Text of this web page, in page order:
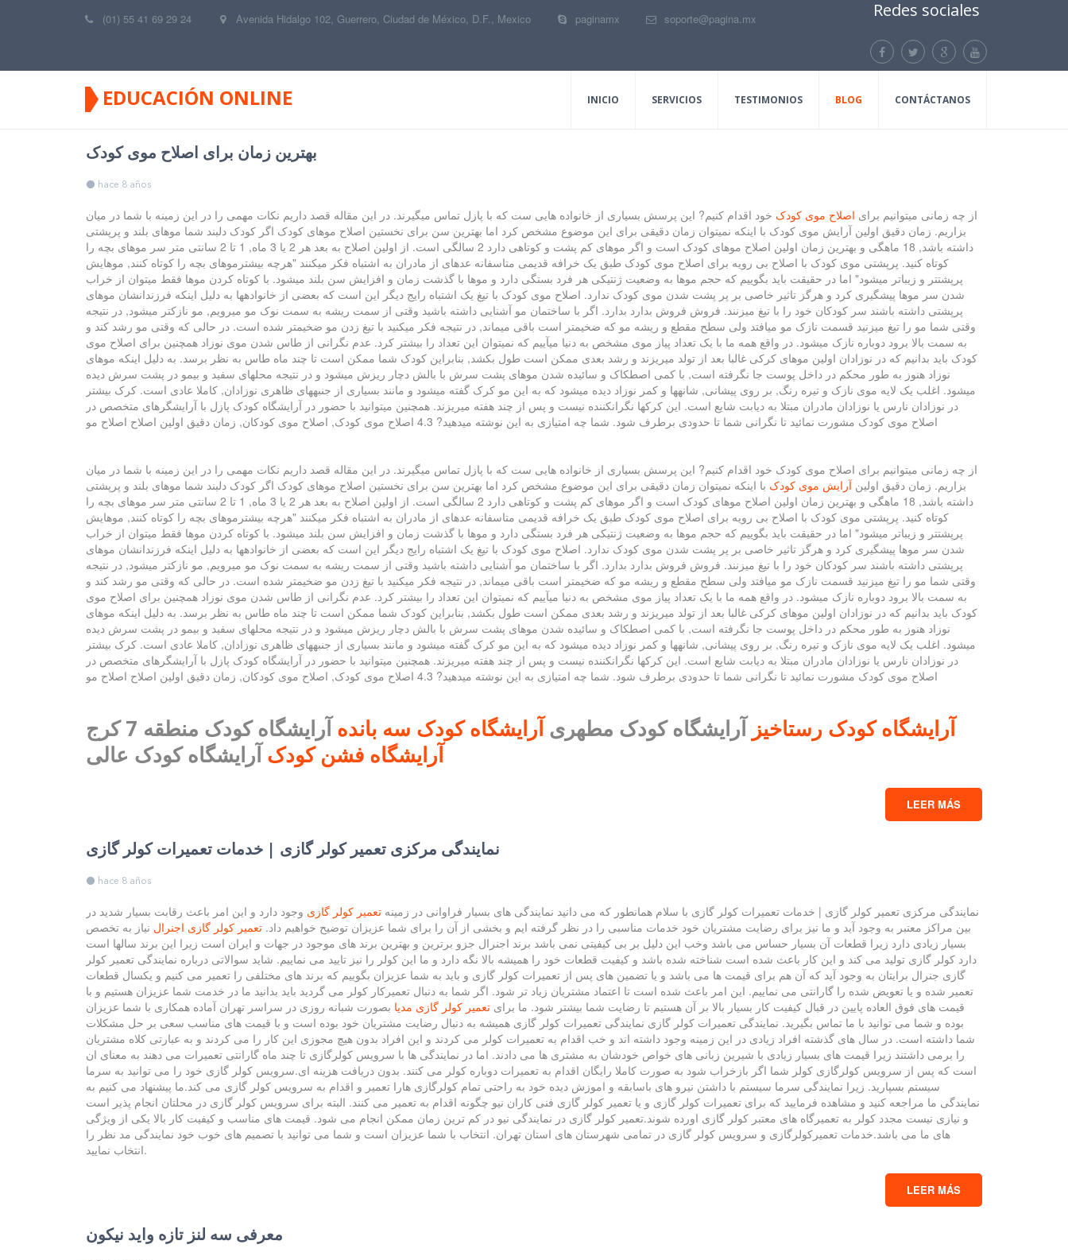
(01) 55 41 69 29 24 Avenida Hidalgo 102, Guerrero, Ciudad de México, D.F., Mexico paginamx soporte@pagina.mx Redes sociales
EDUCACIÓN ONLINE INICIO SERVICIOS TESTIMONIOS BLOG CONTÁCTANOS
hace 8 años
از چه زمانی میتوانیم برای اصلاح موی کودک خود اقدام کنیم? این پرسش بسیاری از خانواده هایی ست که با پازل تماس میگیرند. در این مقاله قصد داریم نکات مهمی را در این زمینه با شما در میان
بزاریم. زمان دقیق اولین آرایش موی کودک با اینکه نمیتوان زمان دقیقی برای این موضوع مشخص کرد اما بهترین سن برای نخستین اصلاح موهای کودک اگر کودک دلبند شما موهای بلند و پرپشتی
داشته باشد, 18 ماهگی و بهترین زمان اولین اصلاح موهای کودک است و اگر موهای کم پشت و کوتاهی دارد 2 سالگی است. از اولین اصلاح به بعد هر 2 یا 3 ماه, 1 تا 2 سانتی متر سر موهای بچه را
کوتاه کنید. پرپشتی موی کودک با اصلاح بی رویه برای اصلاح موی کودک طبق یک خرافه قدیمی متاسفانه عدهای از مادران به اشتباه فکر میکنند "هرچه بیشترموهای بچه را کوتاه کنند, موهایش
پرپشتتر و زیباتر میشود" اما در حقیقت باید بگوییم که حجم موها به وضعیت ژنتیکی هر فرد بستگی دارد و موها با گذشت زمان و افزایش سن بلند میشود. با کوتاه کردن موها فقط میتوان از خراب
شدن سر موها پیشگیری کرد و هرگز تاثیر خاصی بر پر پشت شدن موی کودک ندارد. اصلاح موی کودک با تیغ یک اشتباه رایج دیگر این است که بعضی از خانوادهها به دلیل اینکه فرزندانشان موهای
پرپشتی داشته باشند سر کودکان خود را با تیغ میزنند. فروش فروش بدارد بدارد. اگر با ساختمان مو آشنایی داشته باشید وقتی از سمت ریشه به سمت نوک مو میرویم, مو نازکتر میشود, در نتیجه
وقتی شما مو را تیغ میزنید قسمت نازک مو میافتد ولی سطح مقطع و ریشه مو که ضخیمتر است باقی میماند, در نتیجه فکر میکنید با تیغ زدن مو ضخیمتر شده است. در حالی که وقتی مو رشد کند و
به سمت بالا برود دوباره نازک میشود. در واقع همه ما با یک تعداد پیاز موی مشخص به دنیا میآییم که نمیتوان این تعداد را بیشتر کرد. عدم نگرانی از طاس شدن موی نوزاد همچنین برای اصلاح موی
کودک باید بدانیم که در نوزادان اولین موهای کرکی غالبا بعد از تولد میریزند و رشد بعدی ممکن است طول بکشد, بنابراین کودک شما ممکن است تا چند ماه طاس به نظر برسد. به دلیل اینکه موهای
نوزاد هنوز به طور محکم در داخل پوست جا نگرفته است, با کمی اصطکاک و سائیده شدن موهای پشت سرش با بالش دچار ریزش میشود و در نتیجه محلهای سفید و بیمو در پشت سرش دیده
میشود. اغلب یک لایه موی نازک و تیره رنگ, بر روی پیشانی, شانهها و کمر نوزاد دیده میشود که به این مو کرک گفته میشود و مانند بسیاری از جنبههای ظاهری نوزادان, کاملا عادی است. کرک بیشتر
در نوزادان نارس یا نوزادان مادران مبتلا به دیابت شایع است. این کرکها نگرانکننده نیست و پس از چند هفته میریزند. همچنین میتوانید با حضور در آرایشگاه کودک پازل با آرایشگرهای متخصص در
اصلاح موی کودک مشورت نمائید تا نگرانی شما تا حدودی برطرف شود. شما چه امتیازی به این نوشته میدهید? 4.3 اصلاح موی کودک, اصلاح موی کودکان, زمان دقیق اولین اصلاح اصلاح مو
از چه زمانی میتوانیم برای اصلاح موی کودک خود اقدام کنیم? این پرسش بسیاری از خانواده هایی ست که با پازل تماس میگیرند. در این مقاله قصد داریم نکات مهمی را در این زمینه با شما در میان
بزاریم. زمان دقیق اولینآرایش موی کودک با اینکه نمیتوان زمان دقیقی برای این موضوع مشخص کرد اما بهترین سن برای نخستین اصلاح موهای کودک اگر کودک دلبند شما موهای بلند و پرپشتی
داشته باشد, 18 ماهگی و بهترین زمان اولین اصلاح موهای کودک است و اگر موهای کم پشت و کوتاهی دارد 2 سالگی است. از اولین اصلاح به بعد هر 2 یا 3 ماه, 1 تا 2 سانتی متر سر موهای بچه را
کوتاه کنید. پرپشتی موی کودک با اصلاح بی رویه برای اصلاح موی کودک طبق یک خرافه قدیمی متاسفانه عدهای از مادران به اشتباه فکر میکنند "هرچه بیشترموهای بچه را کوتاه کنند, موهایش
پرپشتتر و زیباتر میشود" اما در حقیقت باید بگوییم که حجم موها به وضعیت ژنتیکی هر فرد بستگی دارد و موها با گذشت زمان و افزایش سن بلند میشود. با کوتاه کردن موها فقط میتوان از خراب
شدن سر موها پیشگیری کرد و هرگز تاثیر خاصی بر پر پشت شدن موی کودک ندارد. اصلاح موی کودک با تیغ یک اشتباه رایج دیگر این است که بعضی از خانوادهها به دلیل اینکه فرزندانشان موهای
پرپشتی داشته باشند سر کودکان خود را با تیغ میزنند. فروش فروش بدارد بدارد. اگر با ساختمان مو آشنایی داشته باشید وقتی از سمت ریشه به سمت نوک مو میرویم, مو نازکتر میشود, در نتیجه
وقتی شما مو را تیغ میزنید قسمت نازک مو میافتد ولی سطح مقطع و ریشه مو که ضخیمتر است باقی میماند, در نتیجه فکر میکنید با تیغ زدن مو ضخیمتر شده است. در حالی که وقتی مو رشد کند و
به سمت بالا برود دوباره نازک میشود. در واقع همه ما با یک تعداد پیاز موی مشخص به دنیا میآییم که نمیتوان این تعداد را بیشتر کرد. عدم نگرانی از طاس شدن موی نوزاد همچنین برای اصلاح موی
کودک باید بدانیم که در نوزادان اولین موهای کرکی غالبا بعد از تولد میریزند و رشد بعدی ممکن است طول بکشد, بنابراین کودک شما ممکن است تا چند ماه طاس به نظر برسد. به دلیل اینکه موهای
نوزاد هنوز به طور محکم در داخل پوست جا نگرفته است, با کمی اصطکاک و سائیده شدن موهای پشت سرش با بالش دچار ریزش میشود و در نتیجه محلهای سفید و بیمو در پشت سرش دیده
میشود. اغلب یک لایه موی نازک و تیره رنگ, بر روی پیشانی, شانهها و کمر نوزاد دیده میشود که به این مو کرک گفته میشود و مانند بسیاری از جنبههای ظاهری نوزادان, کاملا عادی است. کرک بیشتر
در نوزادان نارس یا نوزادان مادران مبتلا به دیابت شایع است. این کرکها نگرانکننده نیست و پس از چند هفته میریزند. همچنین میتوانید با حضور در آرایشگاه کودک پازل با آرایشگرهای متخصص در
آرایشگاه کودک رستاخیز آرایشگاه کودک مطهریآرایشگاه کودک سه باندهآرایشگاه کودک منطقه 7 کرج
آرایشگاه فشن کودکآرایشگاه کودک عالی
LEER MÁS
hace 8 años
نمایندگی مرکزی تعمیر کولر گازی | خدمات تعمیرات کولر گازی با سلام همانطور که می دانید نمایندگی های بسیار فراوانی در زمینه تعمیر کولر گازی وجود دارد و این امر باعث رقابت بسیار شدید در
بین مراکز معتبر به وجود آید و ما نیز برای رضایت مشتریان خود خدمات مناسبی را در نظر گرفته ایم و بخشی از آن را برای شما عزیزان توضیح خواهیم داد. تعمیر کولر گازی اجنرال نیاز به تخصص
بسیار زیادی دارد زیرا قطعات آن بسیار حساس می باشد وخب این دلیل بر بی کیفیتی نمی باشد برند اجنرال جزو برترین و بهترین برند های موجود در جهات و ایران است زیرا این برند سالها است
دارد کولر گازی تولید می کند و این کار باعث شده است شناخته شده باشد و کیفیت قطعات خود را همیشه بالا نگه دارد و ما این کولر را نیز تایید می نماییم. شاید سوالاتی درباره نمایندگی تعمیر کولر
گازی جنرال برایتان به وجود آید که آن هم برای قیمت ها می باشد و یا تضمین های پس از تعمیرات کولر گازی و باید به شما عزیزان بگوییم که برند های مختلفی را تعمیر می کنیم و یکسال قطعات
تعمیر شده و یا تعویض شده را گارانتی می نماییم. این امر باعث شده است تا اعتماد مشتریان زیاد تر شود. اگر شما به دنبال تعمیرکار کولر می گردید باید بدانید ما در خدمت شما عزیزان هستیم و با
قیمت های فوق العاده پایین در قبال کیفیت کار بسیار بالا بر آن هستیم تا رضایت شما بیشتر شود. ما برای تعمیر کولر گازی مدیا بصورت شبانه روزی در سراسر تهران آماده همکاری با شما عزیزان
بوده و شما می توانید با ما تماس بگیرید. نمایندگی تعمیرات کولر گازی نمایندگی تعمیرات کولر گازی همیشه به دنبال رضایت مشتریان خود بوده است و با قیمت های مناسب سعی بر حل مشکلات
شما داشته است. در سال های گذشته افراد زیادی در این زمینه وجود داشته اند و خب اقدام به تعمیرات کولر می کردند و این افراد بدون هیچ مجوزی این کار را می کردند و به عبارتی کلاه مشتریان
را برمی داشتند زیرا قیمت های بسیار زیادی با شیرین زبانی های خواص خودشان به مشتری ها می دادند. اما در نمایندگی ها با سرویس کولرگازی تا چند ماه گارانتی تعمیرات می دهند به معنای ان
است که پس از سرویس کولرگازی کولر شما اگر بازخراب شود به صورت کاملا رایگان اقدام به تعمیرات دوباره کولر می کنند. بدون دریافت هزینه ای.سرویس کولر گازی خود را می توانید به سرما
سیستم بسپارید. زیرا نمایندگی سرما سیستم با داشتن نیرو های باسابقه و اموزش دیده خود به راحتی تمام کولرگازی هارا تعمیر و اقدام به سرویس کولر گازی می کند.ما پیشنهاد می کنیم به
نمایندگی ما مراجعه کنید و مشاهده فرمایید که برای تعمیرات کولر گازی و یا تعمیر کولر گازی فنی کاران نیو چگونه اقدام به تعمیر می کنند. البته برای سرویس کولر گازی در محلتان انجام پذیر است
و نیازی نیست مجدد کولر به تعمیرگاه های معتبر کولر گازی اورده شوند.تعمیر کولر گازی در نمایندگی نیو در کم ترین زمان ممکن انجام می شود. قیمت های مناسب و کیفیت کار بالا یکی از ویژگی
های ما می باشد.خدمات تعمیرکولرگازی و سرویس کولر گازی در تمامی شهرستان های استان تهران. انتخاب با شما عزیزان است و شما می توانید با تصمیم های خوب خود نمایندگی مد نظر را
انتخاب نمایید.
LEER MÁS